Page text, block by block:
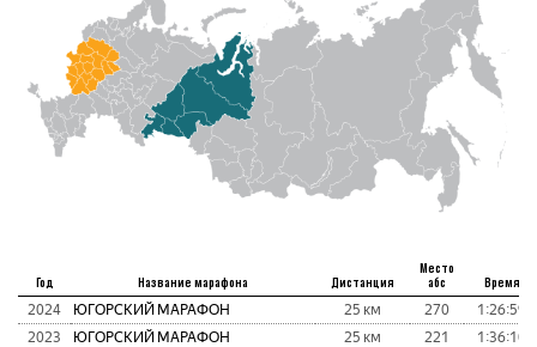
Год Название марафона Дистанция
Место
абс
Время
2024 ЮГОРСКИЙ МАРАФОН 25 км 270
1:26:59
2023
ЮГОРСКИЙ МАРАФОН 25 км 221
1:36:10